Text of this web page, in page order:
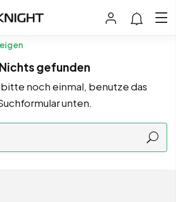
Nichts gefunden
noch einmal, benutze das
unten.